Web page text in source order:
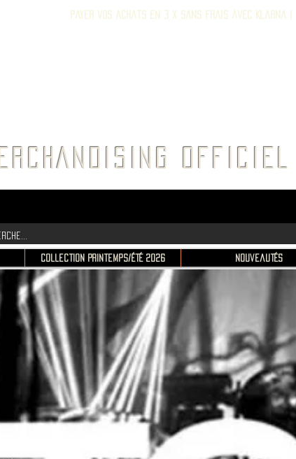
Payer vos achats en 3 x sans frais avec Klarna !
Collection Printemps/Été 2026 Nouveautés